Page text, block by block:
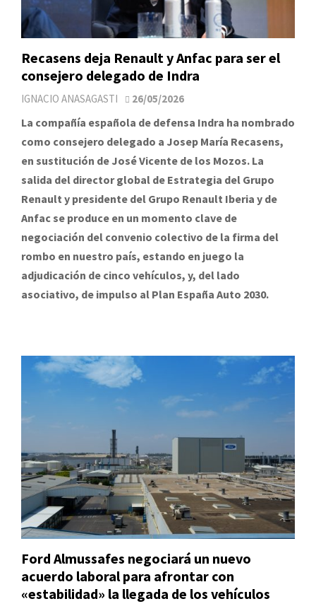
Recasens deja Renault y Anfac para ser el
consejero delegado de Indra
IGNACIO ANASAGASTI 26/05/2026
La compañía española de defensa Indra ha nombrado
como consejero delegado a Josep María Recasens,
en sustitución de José Vicente de los Mozos. La
salida del director global de Estrategia del Grupo
Renault y presidente del Grupo Renault Iberia y de
Anfac se produce en un momento clave de
negociación del convenio colectivo de la firma del
rombo en nuestro país, estando en juego la
adjudicación de cinco vehículos, y, del lado
asociativo, de impulso al Plan España Auto 2030.
Ford Almussafes negociará un nuevo
acuerdo laboral para afrontar con
«estabilidad» la llegada de los vehículos